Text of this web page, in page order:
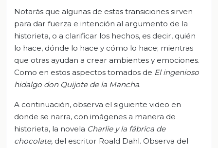
Notarás que algunas de estas transiciones sirven
para dar fuerza e intención al argumento de la
historieta, o a clarificar los hechos, es decir, quién
lo hace, dónde lo hace y cómo lo hace; mientras
que otras ayudan a crear ambientes y emociones.
Como en estos aspectos tomados de El ingenioso
hidalgo don Quijote de la Mancha.
A continuación, observa el siguiente video en
donde se narra, con imágenes a manera de
historieta, la novela Charlie y la fábrica de
chocolate, del escritor Roald Dahl. Observa del